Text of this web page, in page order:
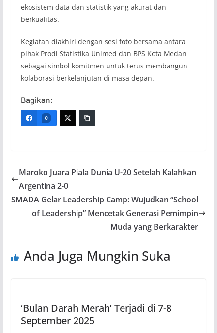
ekosistem data dan statistik yang akurat dan
berkualitas.
Kegiatan diakhiri dengan sesi foto bersama antara
pihak Prodi Statistika Unimed dan BPS Kota Medan
sebagai simbol komitmen untuk terus membangun
kolaborasi berkelanjutan di masa depan.
Bagikan:
0
Maroko Juara Piala Dunia U-20 Setelah Kalahkan
Argentina 2-0
SMADA Gelar Leadership Camp: Wujudkan “School
of Leadership” Mencetak Generasi Pemimpin
Muda yang Berkarakter
Anda Juga Mungkin Suka
‘Bulan Darah Merah’ Terjadi di 7-8
September 2025